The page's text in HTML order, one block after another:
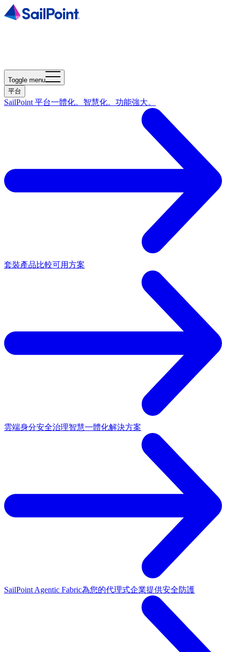
Toggle menu
平台
SailPoint 平台一體化。智慧化。功能強大。
套裝產品比較可用方案
雲端身分安全治理智慧一體化解決方案
SailPoint Agentic Fabric為您的代理式企業提供安全防護